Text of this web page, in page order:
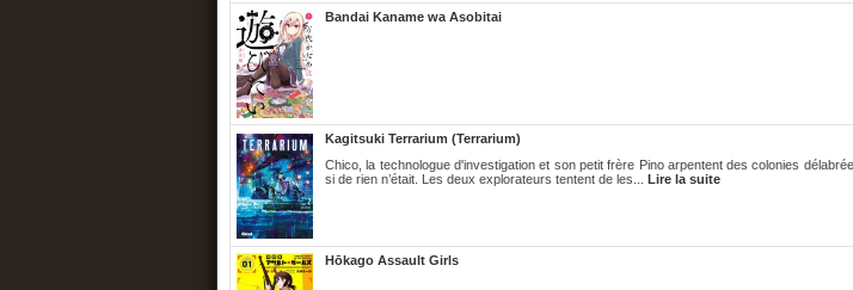
Bandai Kaname wa Asobitai
Kagitsuki Terrarium (Terrarium)
Chico, la technologue d'investigation et son petit frère Pino arpentent des colonies
si de rien n’était. Les deux explorateurs tentent de les... Lire la suite
Hōkago Assault Girls